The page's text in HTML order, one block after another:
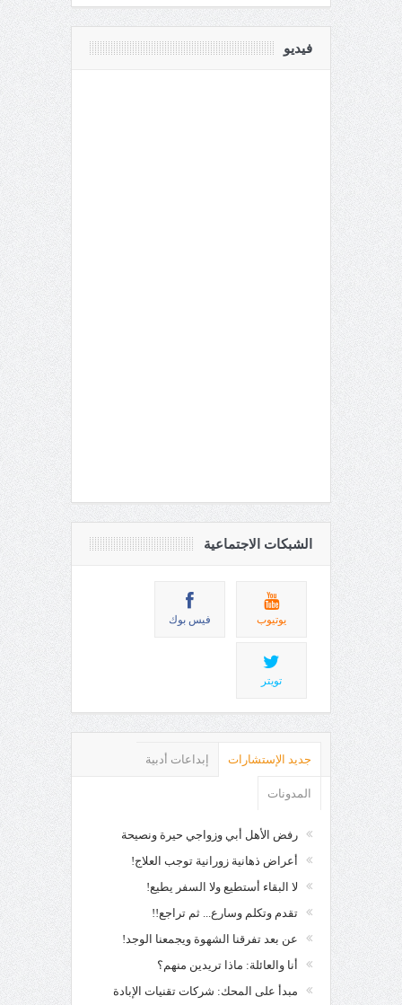
فيديو
الشبكات الاجتماعية
يوتيوب فيس بوك
تويتر
جديد الإستشارات إبداعات أدبية
المدونات
رفض الأهل أبي وزواجي حيرة ونصيحة
أعراض ذهانية زورانية توجب العلاج!
لا البقاء أستطيع ولا السفر يطيع!
تقدم وتكلم وسارع... ثم تراجع!!
عن بعد تفرقنا الشهوة ويجمعنا الوجد!
أنا والعائلة: ماذا تريدين منهم؟
مبدأ على المحك: شركات تقنيات الإبادة